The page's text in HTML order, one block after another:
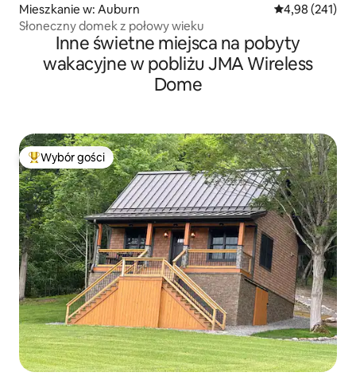
Mieszkanie w: Auburn Średnia
4,98 (241)
Słoneczny domek z połowy wieku
Inne świetne miejsca na pobyty
wakacyjne w pobliżu JMA Wireless
Dome
Najpopularniejsze z kategorii Wybór gości
Wybór gości